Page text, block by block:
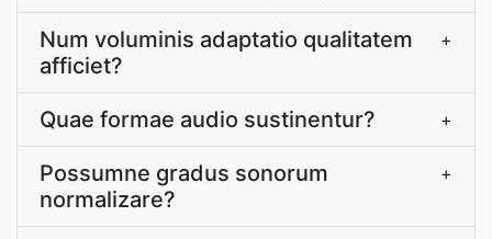
Num voluminis adaptatio qualitatem
afficiet?
+
Quae formae audio sustinentur? +
Possumne gradus sonorum
normalizare?
+